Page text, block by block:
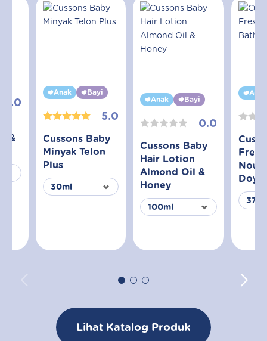
0.0
&
Anak Bayi
5.0
Cussons Baby
Minyak Telon
Plus
Anak Bayi
0.0
Cussons Baby
Hair Lotion
Almond Oil &
Honey
Anak
Doy
Lihat Katalog Produk